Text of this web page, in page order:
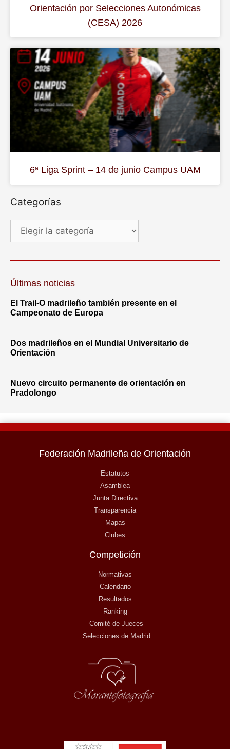
Orientación por Selecciones Autonómicas
(CESA) 2026
6ª Liga Sprint – 14 de junio Campus UAM
Categorías
Últimas noticias
El Trail-O madrileño también presente en el
Campeonato de Europa
Dos madrileños en el Mundial Universitario de
Orientación
Nuevo circuito permanente de orientación en
Pradolongo
Federación Madrileña de Orientación
Estatutos
Asamblea
Junta Directiva
Transparencia
Mapas
Clubes
Competición
Normativas
Calendario
Resultados
Ranking
Comité de Jueces
Selecciones de Madrid